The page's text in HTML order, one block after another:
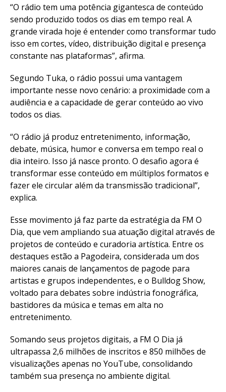
“O rádio tem uma potência gigantesca de conteúdo
sendo produzido todos os dias em tempo real. A
grande virada hoje é entender como transformar tudo
isso em cortes, vídeo, distribuição digital e presença
constante nas plataformas”, afirma.
Segundo Tuka, o rádio possui uma vantagem
importante nesse novo cenário: a proximidade com a
audiência e a capacidade de gerar conteúdo ao vivo
todos os dias.
“O rádio já produz entretenimento, informação,
debate, música, humor e conversa em tempo real o
dia inteiro. Isso já nasce pronto. O desafio agora é
transformar esse conteúdo em múltiplos formatos e
fazer ele circular além da transmissão tradicional”,
explica.
Esse movimento já faz parte da estratégia da FM O
Dia, que vem ampliando sua atuação digital através de
projetos de conteúdo e curadoria artística. Entre os
destaques estão a Pagodeira, considerada um dos
maiores canais de lançamentos de pagode para
artistas e grupos independentes, e o Bulldog Show,
voltado para debates sobre indústria fonográfica,
bastidores da música e temas em alta no
entretenimento.
Somando seus projetos digitais, a FM O Dia já
ultrapassa 2,6 milhões de inscritos e 850 milhões de
visualizações apenas no YouTube, consolidando
também sua presença no ambiente digital.